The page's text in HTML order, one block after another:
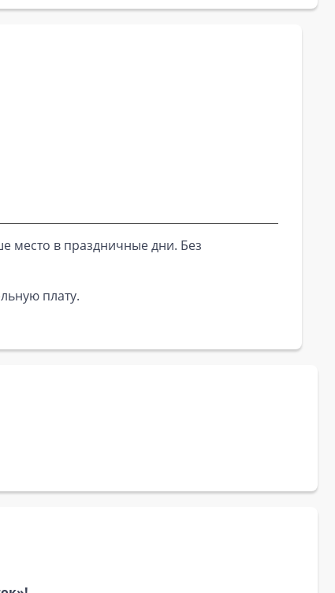
место в праздничные дни. Без
плату.